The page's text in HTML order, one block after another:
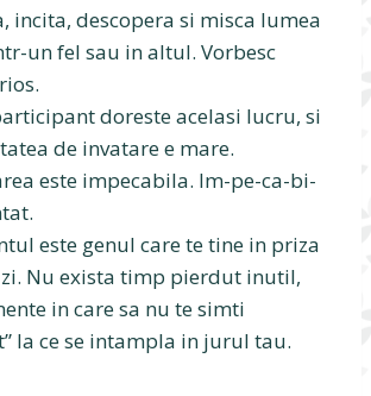
incita, descopera si misca lumea
un fel sau in altul. Vorbesc
doreste acelasi lucru, si
de invatare e mare.
este impecabila. Im-pe-ca-bi-
este genul care te tine in priza
Nu exista timp pierdut inutil,
in care sa nu te simti
la ce se intampla in jurul tau.